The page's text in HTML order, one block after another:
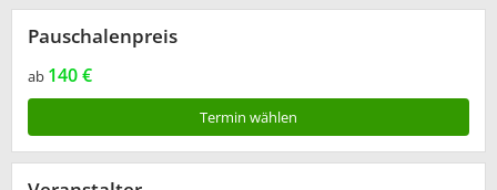
Pauschalenpreis
ab 140 €
Termin wählen